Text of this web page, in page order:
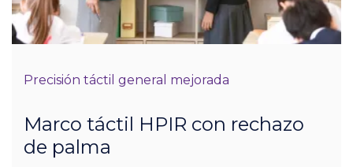
Precisión táctil general mejorada
Marco táctil HPIR con rechazo
de palma